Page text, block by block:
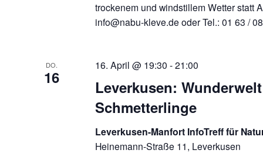
trockenem und windstillem Wetter statt
info@nabu-kleve.de oder Tel.: 01 63 /
DO.
16
Leverkusen:
Schmetterlinge
16. April @ 19:30 -21:00
Leverkusen-Manfort InfoTreff für
Heinemann-Straße 11, Leverkusen